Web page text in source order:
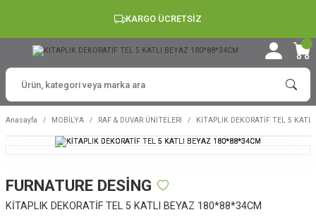
KARGO ÜCRETSİZ
Anasayfa MOBİLYA RAF & DUVAR ÜNİTELERİ KİTAPLIK DEKORATİF TEL 5
FURNATURE DESİNG
KİTAPLIK DEKORATİF TEL 5 KATLI BEYAZ 180*88*34CM